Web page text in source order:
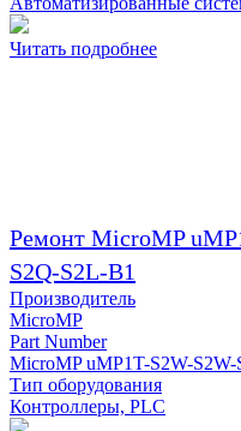
Читать подробнее
Ремонт MicroMP
S2Q-S2L-B1
Производитель
MicroMP
Part Number
MicroMP uMP1T-S2W-
Тип оборудования
Контроллеры, PLC